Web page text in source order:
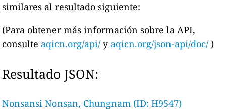
similares al resultado siguiente:
(Para obtener más información sobre la API,
consulte aqicn.org/api/ y aqicn.org/json-api/doc/ )
Resultado JSON:
Nonsansi Nonsan, Chungnam (ID: H9547)